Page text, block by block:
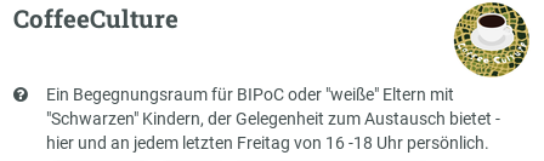
CoffeeCulture
Kurzbeschreibung
Ein Begegnungsraum für BIPoC oder "weiße" Eltern mit
"Schwarzen" Kindern, der Gelegenheit zum Austausch bietet -
hier und an jedem letzten Freitag von 16 -18 Uhr persönlich.